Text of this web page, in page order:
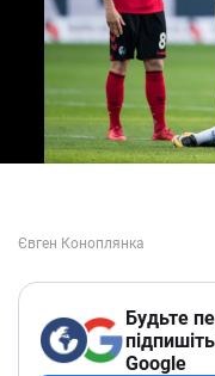
Будьте
Google